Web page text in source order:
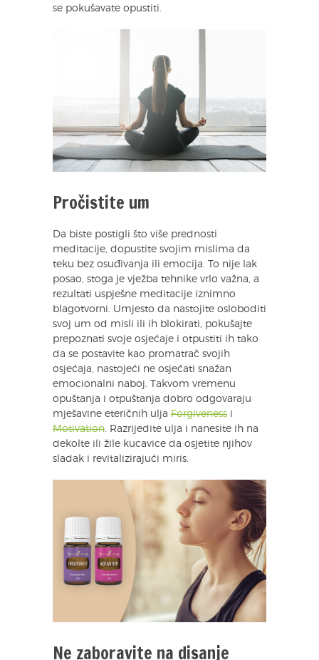
se pokušavate opustiti.
Pročistite um
Da biste postigli što više prednosti
meditacije, dopustite svojim mislima da
teku bez osuđivanja ili emocija. To nije lak
posao, stoga je vježba tehnike vrlo važna, a
rezultati uspješne meditacije iznimno
blagotvorni. Umjesto da nastojite osloboditi
svoj um od misli ili ih blokirati, pokušajte
prepoznati svoje osjećaje i otpustiti ih tako
da se postavite kao promatrač svojih
osjećaja, nastojeći ne osjećati snažan
emocionalni naboj. Takvom vremenu
opuštanja i otpuštanja dobro odgovaraju
mješavine eteričnih ulja Forgiveness i
Motivation. Razrijedite ulja i nanesite ih na
dekolte ili žile kucavice da osjetite njihov
sladak i revitalizirajući miris.
Ne zaboravite na disanje